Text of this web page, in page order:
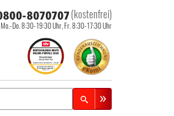
(kostenfrei)
Mo.-Do. 8:30-19:30 Uhr, Fr. 8:30-17:30 Uhr